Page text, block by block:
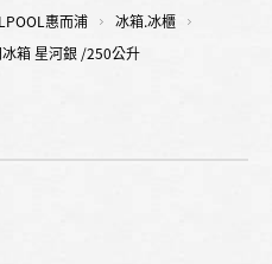
惠而浦
冰箱.冰櫃
箱 星河銀 /250公升